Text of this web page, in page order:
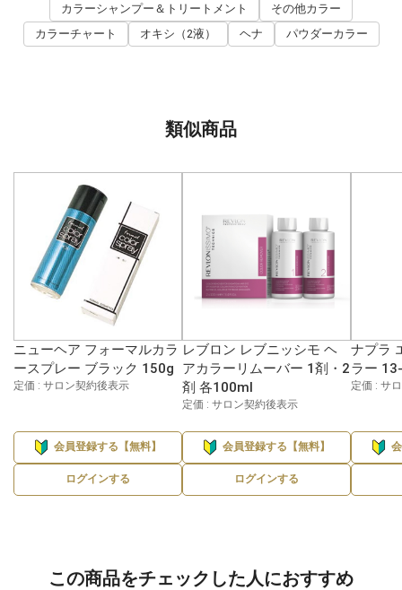
カラーシャンプー＆トリートメント
その他カラー
カラーチャート
オキシ（2液） ヘナ パウダーカラー
類似商品
ニューヘア フォーマルカラ
ースプレー ブラック 150g
定価 : サロン契約後表示
会員登録する【無料】
ログインする
レブロン レブニッシモ ヘ
アカラーリムーバー 1剤・2
剤 各100ml
定価 : サロン契約後表示
会員登録する【無料】
ログインする
ナプラ
ラー
定価 : サ
この商品をチェックした人におすすめ